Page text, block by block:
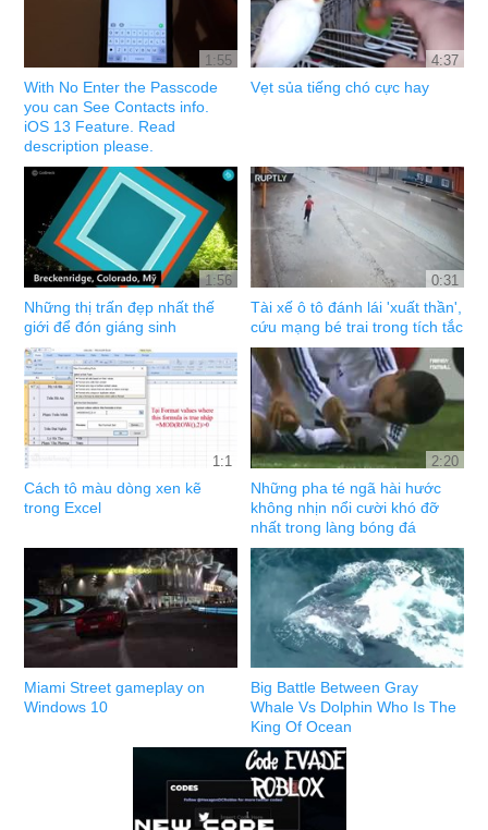
1:55
With No Enter the Passcode
you can See Contacts info.
iOS 13 Feature. Read
description please.
4:37
Vẹt sủa tiếng chó cực hay
1:56
Những thị trấn đẹp nhất thế
giới để đón giáng sinh
0:31
Tài xế ô tô đánh lái 'xuất thần',
cứu mạng bé trai trong tích tắc
1:1
Cách tô màu dòng xen kẽ
trong Excel
2:20
Những pha té ngã hài hước
không nhịn nổi cười khó đỡ
nhất trong làng bóng đá
Miami Street gameplay on
Windows 10
Big Battle Between Gray
Whale Vs Dolphin Who Is The
King Of Ocean